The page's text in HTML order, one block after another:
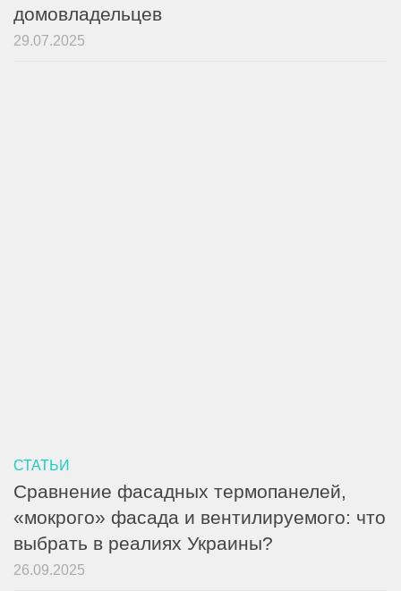
домовладельцев
29.07.2025
СТАТЬИ
Сравнение фасадных термопанелей,
«мокрого» фасада и вентилируемого: что
выбрать в реалиях Украины?
26.09.2025